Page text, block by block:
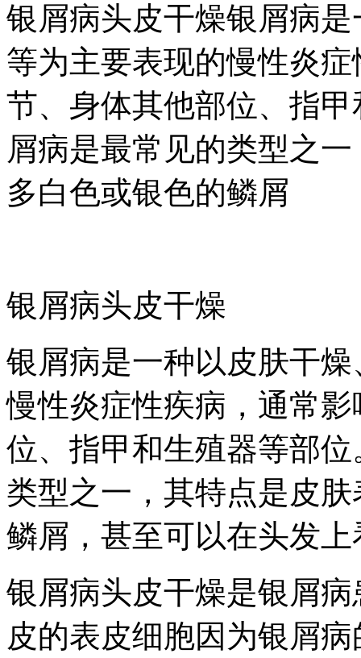
银屑病头皮干燥银屑病
等为主要表现的慢性炎
节、身体其他部位、指
屑病是最常见的类型之
多白色或银色的鳞屑
银屑病头皮干燥
银屑病是一种以皮肤干
慢性炎症性疾病，通常
位、指甲和生殖器等部
类型之一，其特点是皮
鳞屑，甚至可以在头发
银屑病头皮干燥是银屑
皮的表皮细胞因为银屑